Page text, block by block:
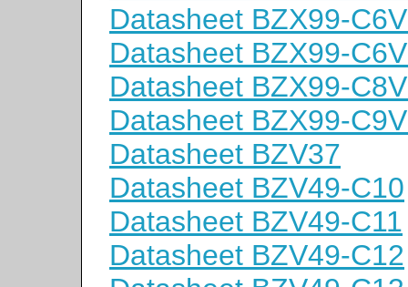
Datasheet BZX99-
Datasheet BZX99-
Datasheet BZX99-
Datasheet BZX99-
Datasheet BZV37
Datasheet BZV49-C10
Datasheet BZV49-C11
Datasheet BZV49-C12